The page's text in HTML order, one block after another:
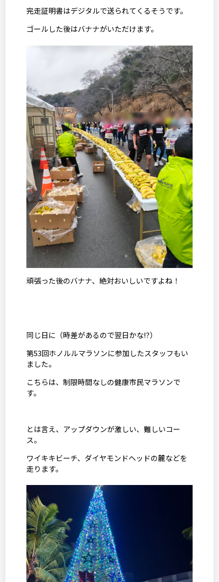
完走証明書はデジタルで送られてくるそうです。
ゴールした後はバナナがいただけます。
頑張った後のバナナ、絶対おいしいですよね！
同じ日に（時差があるので翌日かな⁉）
第53回ホノルルマラソンに参加したスタッフもい
ました。
こちらは、制限時間なしの健康市民マラソンで
す。
とは言え、アップダウンが激しい、難しいコー
ス。
ワイキキビーチ、ダイヤモンドヘッドの麓などを
走ります。